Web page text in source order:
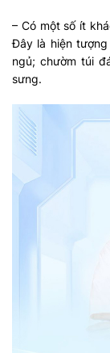
– Có một số ít
Đây là hiện
ngủ; chườm túi
sưng.